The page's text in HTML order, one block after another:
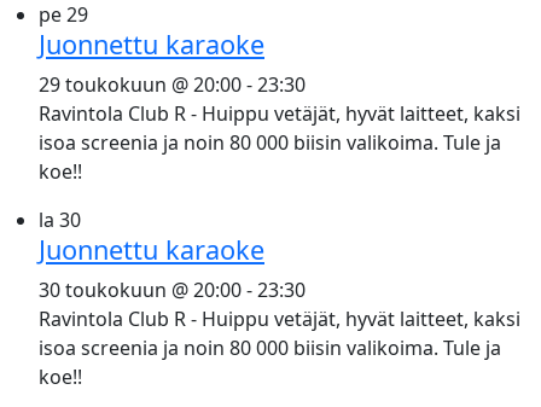
pe29
Juonnettu karaoke
29 toukokuun @ 20:00-23:30
Ravintola Club R - Huippu vetäjät, hyvät laitteet, kaksi
isoa screenia ja noin 80 000 biisin valikoima. Tule ja
koe!!
la 30
Juonnettu karaoke
30 toukokuun @ 20:00-23:30
Ravintola Club R - Huippu vetäjät, hyvät laitteet, kaksi
isoa screenia ja noin 80 000 biisin valikoima. Tule ja
koe!!